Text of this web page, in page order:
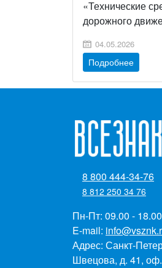
«Технические
дорожного
04.05.2026
Подробнее
8 800 444-34-76
8 812 250 34 76
Пн-Пт: 09.00 - 18.00
E-mail:
Адрес: Санкт-
Швецова, д. 41,